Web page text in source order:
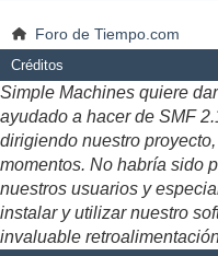
Foro de Tiempo.com
Créditos
Simple Machines quiere
ayudado a hacer de SMF
dirigiendo nuestro
momentos. No habría sido
nuestros usuarios y
instalar y utilizar nuestro
invaluable